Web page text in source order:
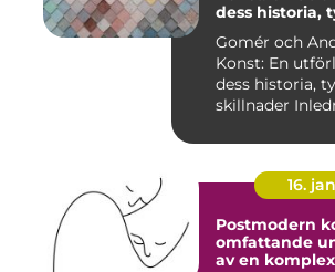
dess historia,
Gomér och
Konst: En
dess historia,
16. jan
Postmodern
omfattande
av en